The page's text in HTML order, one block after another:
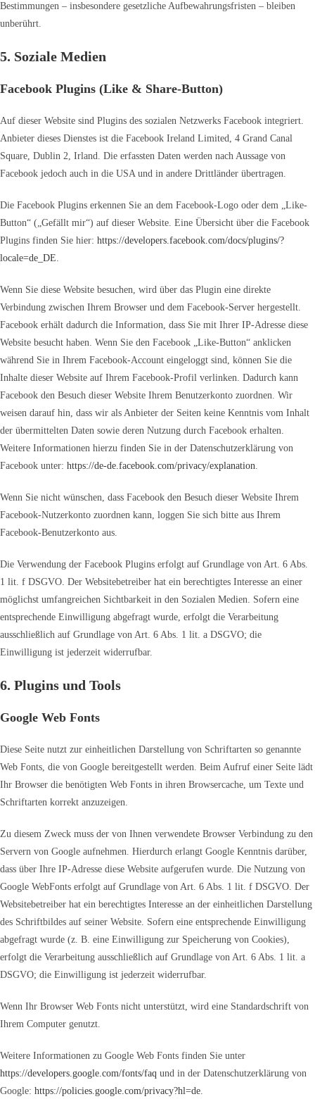
Bestimmungen – insbesondere gesetzliche Aufbewahrungsfristen – bleiben
unberührt.
5. Soziale Medien
Facebook Plugins (Like & Share-Button)
Auf dieser Website sind Plugins des sozialen Netzwerks Facebook integriert.
Anbieter dieses Dienstes ist die Facebook Ireland Limited, 4 Grand Canal
Square, Dublin 2, Irland. Die erfassten Daten werden nach Aussage von
Facebook jedoch auch in die USA und in andere Drittländer übertragen.
Die Facebook Plugins erkennen Sie an dem Facebook-Logo oder dem „Like-
Button“ („Gefällt mir“) auf dieser Website. Eine Übersicht über die Facebook
Plugins finden Sie hier: https://developers.facebook.com/docs/plugins/?
locale=de_DE.
Wenn Sie diese Website besuchen, wird über das Plugin eine direkte
Verbindung zwischen Ihrem Browser und dem Facebook-Server hergestellt.
Facebook erhält dadurch die Information, dass Sie mit Ihrer IP-Adresse diese
Website besucht haben. Wenn Sie den Facebook „Like-Button“ anklicken
während Sie in Ihrem Facebook-Account eingeloggt sind, können Sie die
Inhalte dieser Website auf Ihrem Facebook-Profil verlinken. Dadurch kann
Facebook den Besuch dieser Website Ihrem Benutzerkonto zuordnen. Wir
weisen darauf hin, dass wir als Anbieter der Seiten keine Kenntnis vom Inhalt
der übermittelten Daten sowie deren Nutzung durch Facebook erhalten.
Weitere Informationen hierzu finden Sie in der Datenschutzerklärung von
Facebook unter: https://de-de.facebook.com/privacy/explanation.
Wenn Sie nicht wünschen, dass Facebook den Besuch dieser Website Ihrem
Facebook-Nutzerkonto zuordnen kann, loggen Sie sich bitte aus Ihrem
Facebook-Benutzerkonto aus.
Die Verwendung der Facebook Plugins erfolgt auf Grundlage von Art. 6 Abs.
1 lit. f DSGVO. Der Websitebetreiber hat ein berechtigtes Interesse an einer
möglichst umfangreichen Sichtbarkeit in den Sozialen Medien. Sofern eine
entsprechende Einwilligung abgefragt wurde, erfolgt die Verarbeitung
ausschließlich auf Grundlage von Art. 6 Abs. 1 lit. a DSGVO; die
Einwilligung ist jederzeit widerrufbar.
6. Plugins und Tools
Google Web Fonts
Diese Seite nutzt zur einheitlichen Darstellung von Schriftarten so genannte
Web Fonts, die von Google bereitgestellt werden. Beim Aufruf einer Seite lädt
Ihr Browser die benötigten Web Fonts in ihren Browsercache, um Texte und
Schriftarten korrekt anzuzeigen.
Zu diesem Zweck muss der von Ihnen verwendete Browser Verbindung zu den
Servern von Google aufnehmen. Hierdurch erlangt Google Kenntnis darüber,
dass über Ihre IP-Adresse diese Website aufgerufen wurde. Die Nutzung von
Google WebFonts erfolgt auf Grundlage von Art. 6 Abs. 1 lit. f DSGVO. Der
Websitebetreiber hat ein berechtigtes Interesse an der einheitlichen Darstellung
des Schriftbildes auf seiner Website. Sofern eine entsprechende Einwilligung
abgefragt wurde (z. B. eine Einwilligung zur Speicherung von Cookies),
erfolgt die Verarbeitung ausschließlich auf Grundlage von Art. 6 Abs. 1 lit. a
DSGVO; die Einwilligung ist jederzeit widerrufbar.
Wenn Ihr Browser Web Fonts nicht unterstützt, wird eine Standardschrift von
Ihrem Computer genutzt.
Weitere Informationen zu Google Web Fonts finden Sie unter
https://developers.google.com/fonts/faq und in der Datenschutzerklärung von
Google: https://policies.google.com/privacy?hl=de.